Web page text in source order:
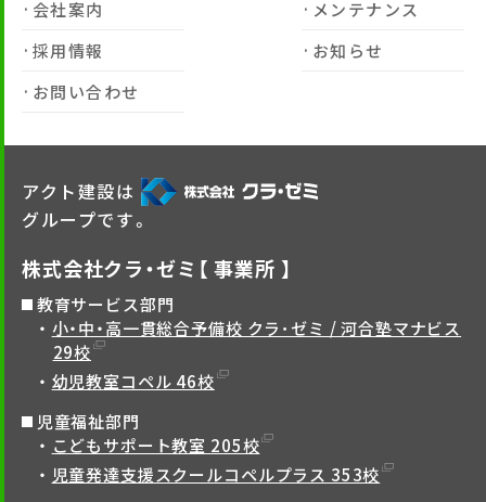
会社案内
メンテナンス
採用情報
お知らせ
お問い合わせ
アクト建設は
グループです。
株式会社クラ・ゼミ【 事業所 】
教育サービス部門
小・中・高一貫総合予備校 クラ･ゼミ / 河合塾マナビス
29校
幼児教室コペル 46校
児童福祉部門
こどもサポート教室 205校
児童発達支援スクールコペルプラス 353校